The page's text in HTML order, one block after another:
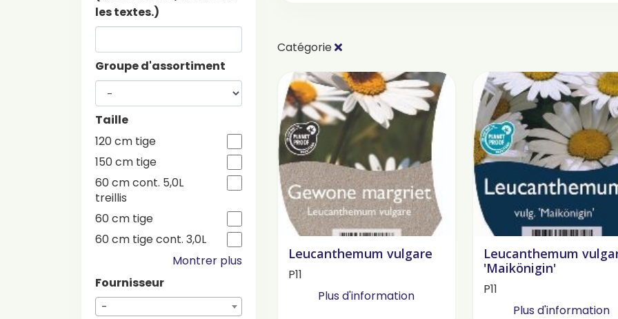
les textes.)
Groupe d'assortiment
Taille
120 cm tige
150 cm tige
60 cm cont. 5,0L
treillis
60 cm tige
60 cm tige cont. 3,0L
Montrer plus
Fournisseur
-
Catégorie
Leucanthemum vulgare
P11
Plus d'information
Leucanthemum
'Maikönigin'
P11
Plus d'information